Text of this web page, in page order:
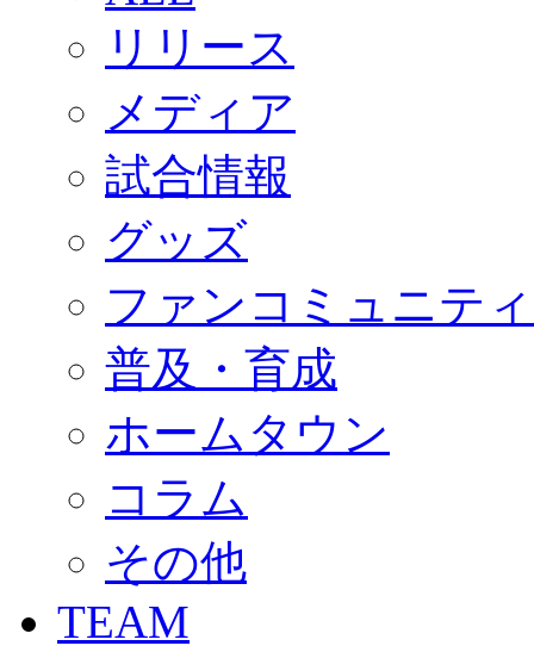
奈良クラブ明治安田J3リーグ2026/27シーズン試
奈良クラブ明治安田Ｊ3リーグ 2026/27シーズン「
観戦ルール＆マナー
2026/27ファンコミュニティ
サポートショップ
GOODS
オフィシャルストア（実店舗）
オンラインストア
ACADEMY
アカデミーについて
コーチ&スタッフ
ジュニア
ジュニアユース
ユース
練習拠点（ナラディーア）
SCHOOL
CLUB
パートナー募集
クラブ理念
サステナビリティ
Web制作支援
応援プロジェクト
リリース
メディア
試合情報
グッズ
ファンコミュニティ
普及・育成
ホームタウン
コラム
その他
TEAM